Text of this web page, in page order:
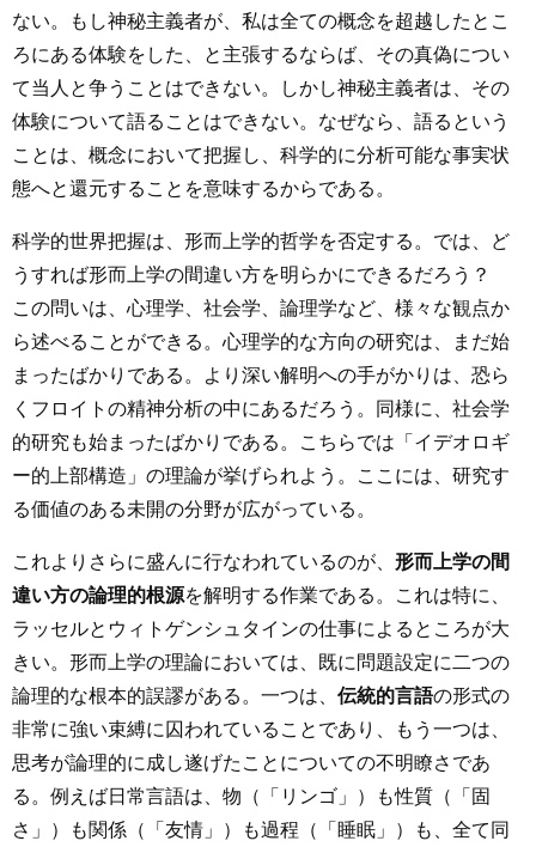
ない。もし神秘主義者が、私は全ての概念を超越したとこ
ろにある体験をした、と主張するならば、その真偽につい
て当人と争うことはできない。しかし神秘主義者は、その
体験について語ることはできない。なぜなら、語るという
ことは、概念において把握し、科学的に分析可能な事実状
態へと還元することを意味するからである。
科学的世界把握は、形而上学的哲学を否定する。では、ど
うすれば形而上学の間違い方を明らかにできるだろう？
この問いは、心理学、社会学、論理学など、様々な観点か
ら述べることができる。心理学的な方向の研究は、まだ始
まったばかりである。より深い解明への手がかりは、恐ら
くフロイトの精神分析の中にあるだろう。同様に、社会学
的研究も始まったばかりである。こちらでは「イデオロギ
ー的上部構造」の理論が挙げられよう。ここには、研究す
る価値のある未開の分野が広がっている。
これよりさらに盛んに行なわれているのが、 形而上学の間
違い方の論理的根源を解明する作業である。これは特に、
ラッセルとウィトゲンシュタインの仕事によるところが大
きい。形而上学の理論においては、既に問題設定に二つの
論理的な根本的誤謬がある。一つは、 伝統的言語の形式の
非常に強い束縛に囚われていることであり、もう一つは、
思考が論理的に成し遂げたことについての不明瞭さであ
る。例えば日常言語は、物（「リンゴ」）も性質（「固
さ」）も関係（「友情」）も過程（「睡眠」）も、全て同